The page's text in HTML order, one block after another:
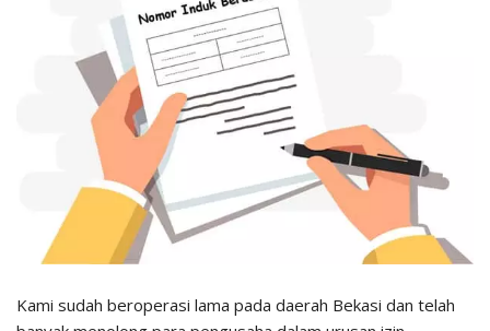
Kami sudah beroperasi lama pada daerah Bekasi dan telah